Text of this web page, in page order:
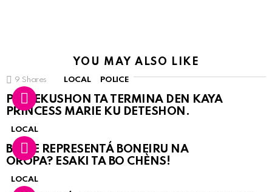
YOU MAY ALSO LIKE
9 Shares LOCAL POLICE
PERSEKUSHON TA TERMINA DEN KAYA
PRINCESS MARIE KU DETESHON.
LOCAL
BO KE REPRESENTÁ BONEIRU NA
OROPA? ESAKI TA BO CHÈNS!
LOCAL